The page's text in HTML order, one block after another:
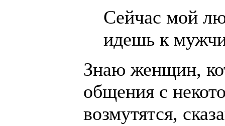
Сейчас мой
идешь к
Знаю женщин,
общения с
возмутятся,